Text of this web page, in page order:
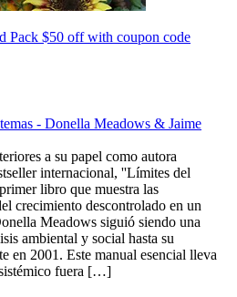
- Donella Meadows & Jaime
a su papel como autora
internacional, ''Límites del
libro que muestra las
crecimiento descontrolado en un
Meadows siguió siendo una
ambiental y social hasta su
en 2001. Este manual esencial lleva
fuera […]